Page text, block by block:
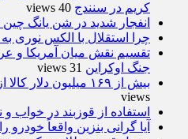
کریم در سنندج 40 views
انفجار شدید در شن یانگ چین ؛۳ نفر جان
چرا استقلال با الکس نوری
تقسیم نقش میان آمریکا و
جنگ اوکراین 31 views
بیش از ۱۶۹ میلیون دلار کالا از گمرک زنجان صادر شد
views
استفاده از قوزبند در خواب
آیا گرانی بنزین واقعاً